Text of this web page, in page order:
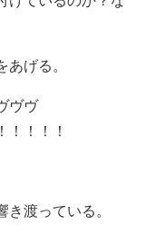
げる。
ヴヴ
！！！！
き渡っている。